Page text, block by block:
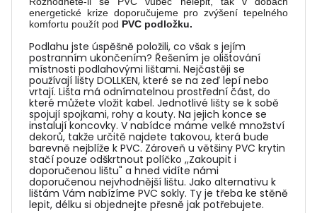
energetické krize doporučujeme pro zvýšení tepelného
komfortu použít pod PVC podložku.
Podlahu jste úspěšně položili, co však s jejím
postranním ukončením? Řešením je olištování
místnosti podlahovými lištami. Nejčastěji se
používají lišty DOLLKEN, které se na zeď lepí nebo
vrtají. Lišta má odnímatelnou prostřední část, do
které můžete vložit kabel. Jednotlivé lišty se k sobě
spojují spojkami, rohy a kouty. Na jejich konce se
instalují koncovky. V nabídce máme velké množství
dekorů, takže určitě najdete takovou, která bude
barevně nejblíže k PVC. Zároveň u většiny PVC krytin
stačí pouze odškrtnout políčko ,,Zakoupit i
doporučenou lištu" a hned vidíte námi
doporučenou nejvhodnější lištu. Jako alternativu k
lištám Vám nabízíme PVC sokly. Ty je třeba ke stěně
lepit, délku si objednejte přesně jak potřebujete.